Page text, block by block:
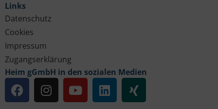
Links
Datenschutz
Cookies
Impressum
Zugangserklärung
Heim gGmbH in den sozialen Medien